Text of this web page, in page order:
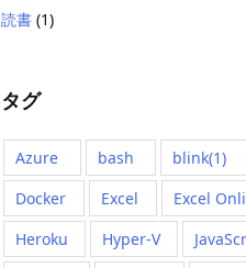
読書 (1)
タグ
Azure bash blink(1)
Docker
Excel Excel
Heroku
Hyper-V